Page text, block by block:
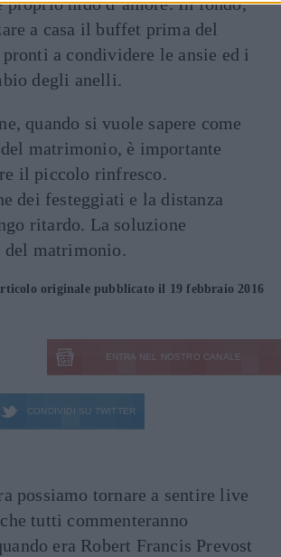
a casa il buffet prima del
a condividere le ansie ed i
degli anelli.
quando si vuole sapere come
matrimonio, è importante
il piccolo rinfresco.
dei festeggiati e la distanza
ritardo. La soluzione
del matrimonio.
originale pubblicato il 19 febbraio 2016
ENTRA NEL NOSTRO CANALE
CONDIVIDI SU TWITTER
possiamo tornare a sentire live
tutti commenteranno
era Robert Francis Prevost